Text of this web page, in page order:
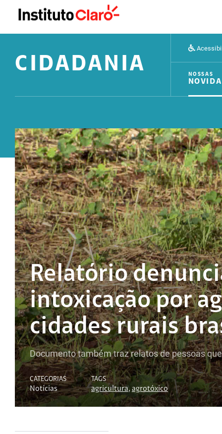
CIDADANIA NOSSAS
Relatório
intoxicação por
cidades rurais
Documento também traz relatos de pessoas
CATEGORIAS
Notícias
TAGS
agricultura, agrotóxico